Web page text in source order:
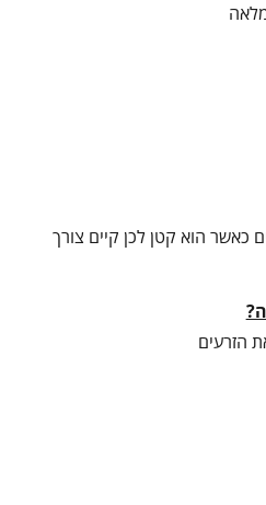
הוא קטן לכן קיים צורך
הזרעים